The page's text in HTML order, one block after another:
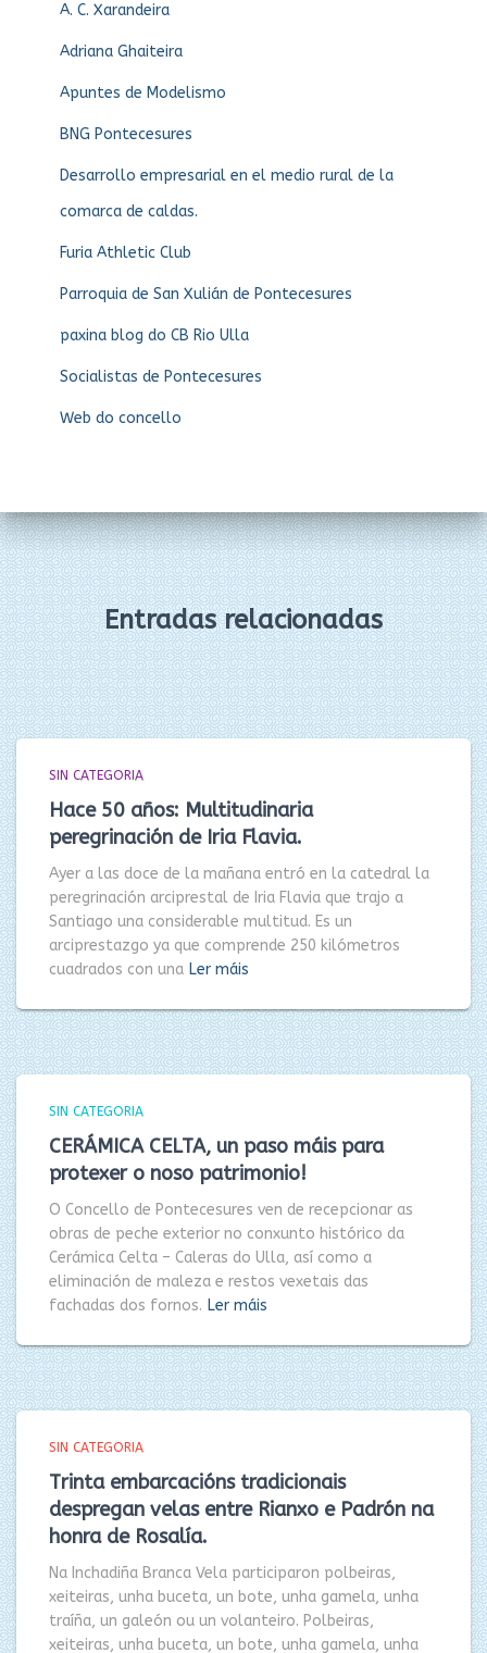
A. C. Xarandeira
Adriana Ghaiteira
Apuntes de Modelismo
BNG Pontecesures
Desarrollo empresarial en el medio rural de la
comarca de caldas.
Furia Athletic Club
Parroquia de San Xulián de Pontecesures
paxina blog do CB Rio Ulla
Socialistas de Pontecesures
Web do concello
Entradas relacionadas
SIN CATEGORIA
Hace 50 años: Multitudinaria
peregrinación de Iria Flavia.
Ayer a las doce de la mañana entró en la catedral la
peregrinación arciprestal de Iria Flavia que trajo a
Santiago una considerable multitud. Es un
arciprestazgo ya que comprende 250 kilómetros
cuadrados con una Ler máis
SIN CATEGORIA
CERÁMICA CELTA, un paso máis para
protexer o noso patrimonio!
O Concello de Pontecesures ven de recepcionar as
obras de peche exterior no conxunto histórico da
Cerámica Celta – Caleras do Ulla, así como a
eliminación de maleza e restos vexetais das
fachadas dos fornos. Ler máis
SIN CATEGORIA
Trinta embarcacións tradicionais
despregan velas entre Rianxo e Padrón na
honra de Rosalía.
Na Inchadiña Branca Vela participaron polbeiras,
xeiteiras, unha buceta, un bote, unha gamela, unha
traíña, un galeón ou un volanteiro. Polbeiras,
xeiteiras, unha buceta, un bote, unha gamela, unha